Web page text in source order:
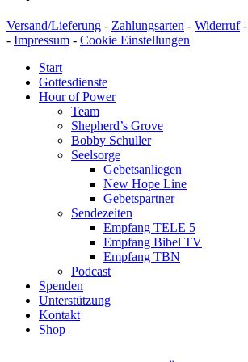
Versand/Lieferung - Zahlungsarten - Widerruf-
- Impressum - Cookie Einstellungen
Start
Gottesdienste
Hour of Power
Team
Shepherd’s Grove
Bobby Schuller
Seelsorge
Gebetsanliegen
New Hope Line
Gebetspartner
Sendezeiten
Empfang TELE 5
Empfang Bibel TV
Empfang TBN
Podcast
Spenden
Unterstützung
Kontakt
Shop